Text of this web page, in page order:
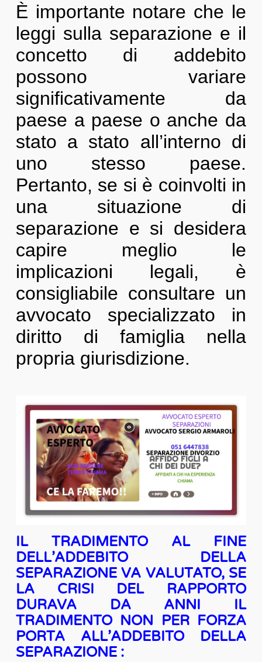
È importante notare che le
leggi sulla separazione e il
concetto di addebito
possono variare
significativamente da
paese a paese o anche da
stato a stato all’interno di
uno stesso paese.
Pertanto, se si è coinvolti in
una situazione di
separazione e si desidera
capire meglio le
implicazioni legali, è
consigliabile consultare un
avvocato specializzato in
diritto di famiglia nella
propria giurisdizione.
IL TRADIMENTO AL FINE
DELL’ADDEBITO DELLA
SEPARAZIONE VA VALUTATO, SE
LA CRISI DEL RAPPORTO
DURAVA DA ANNI IL
TRADIMENTO NON PER FORZA
PORTA ALL’ADDEBITO DELLA
SEPARAZIONE :